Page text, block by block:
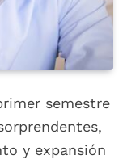
semestre
y expansión